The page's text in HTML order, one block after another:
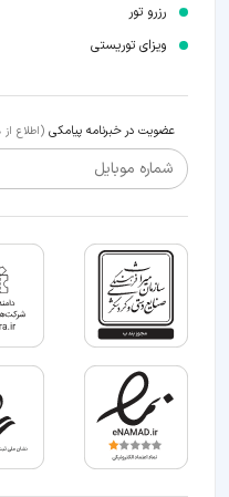
رزرو تور
ویزای توریستی
عضویت در خبرنامه پیامکی (اطلاع
شماره موبایل